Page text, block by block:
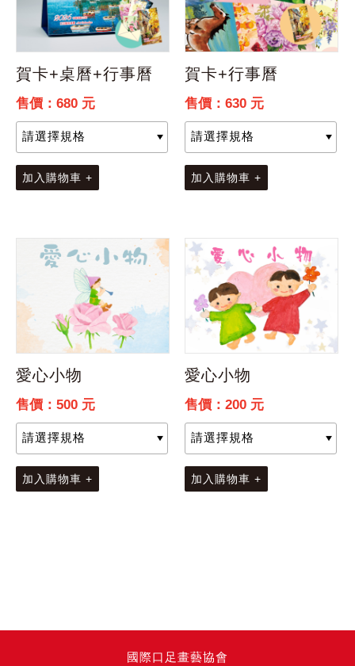
賀卡+桌曆+行事曆
售價：680 元
加入購物車 +
賀卡+行事曆
售價：630 元
加入購物車 +
愛心小物
售價：500 元
加入購物車 +
愛心小物
售價：200 元
加入購物車 +
國際口足畫藝協會